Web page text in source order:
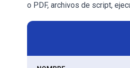
o PDF, archivos de script,